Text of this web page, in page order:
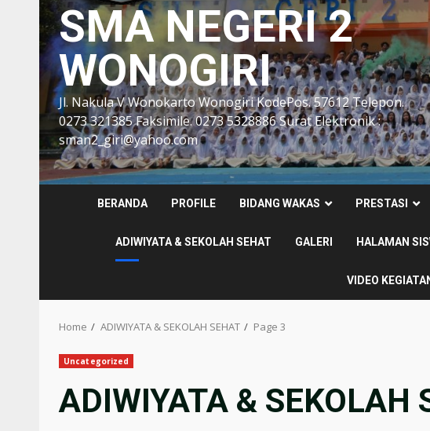
SMA NEGERI 2
WONOGIRI
Jl. Nakula V Wonokarto Wonogiri KodePos. 57612 Telepon.
0273 321385 Faksimile. 0273 5328886 Surat Elektronik :
sman2_giri@yahoo.com
BERANDA PROFILE BIDANG WAKAS PRESTASI
ADIWIYATA & SEKOLAH SEHAT GALERI HALAMAN
VIDEO
Home ADIWIYATA & SEKOLAH SEHAT Page 3
Uncategorized
ADIWIYATA & SEKOLAH